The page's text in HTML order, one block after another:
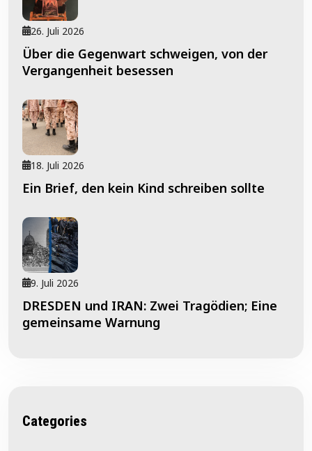
26. Juli 2026
Über die Gegenwart schweigen, von der
Vergangenheit besessen
18. Juli 2026
Ein Brief, den kein Kind schreiben sollte
9. Juli 2026
DRESDEN und IRAN: Zwei Tragödien; Eine
gemeinsame Warnung
Categories